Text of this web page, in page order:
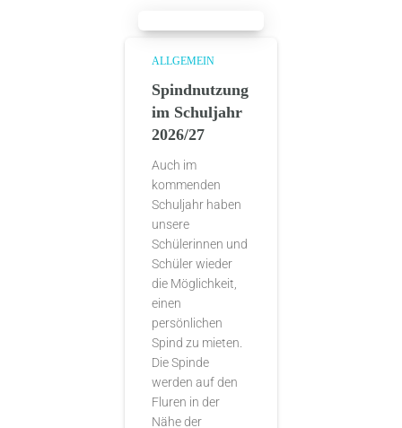
ALLGEMEIN
Spindnutzung
im Schuljahr
2026/27
Auch im
kommenden
Schuljahr haben
unsere
Schülerinnen und
Schüler wieder
die Möglichkeit,
einen
persönlichen
Spind zu mieten.
Die Spinde
werden auf den
Fluren in der
Nähe der